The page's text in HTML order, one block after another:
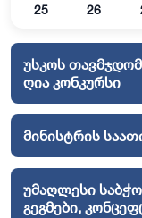
25 26
უსკოს
ღია კონკურსი
მინისტრის
უმაღლესი
გეგმები,